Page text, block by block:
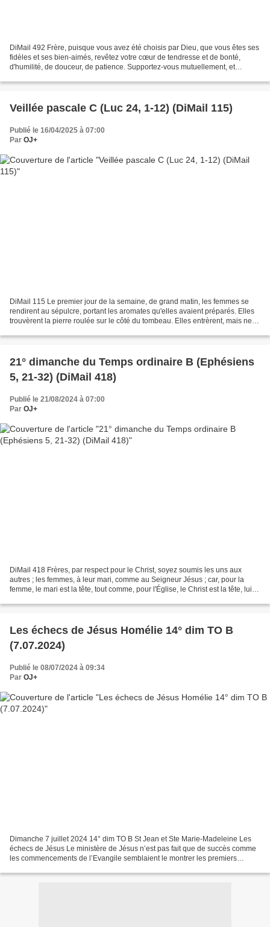
DiMail 492 Frère, puisque vous avez été choisis par Dieu, que vous êtes ses
fidèles et ses bien-aimés, revêtez votre cœur de tendresse et de bonté,
d'humilité, de douceur, de patience. Supportez-vous mutuellement, et
Veillée pascale C (Luc 24, 1-12) (DiMail 115)
Publié le 16/04/2025 à 07:00
Par OJ+
DiMail 115 Le premier jour de la semaine, de grand matin, les femmes se
rendirent au sépulcre, portant les aromates qu'elles avaient préparés. Elles
trouvèrent la pierre roulée sur le côté du tombeau. Elles entrèrent, mais ne
21° dimanche du Temps ordinaire B (Ephésiens
5, 21-32) (DiMail 418)
Publié le 21/08/2024 à 07:00
Par OJ+
DiMail 418 Frères, par respect pour le Christ, soyez soumis les uns aux
autres ; les femmes, à leur mari, comme au Seigneur Jésus ; car, pour la
femme, le mari est la tête, tout comme, pour l'Église, le Christ est la tête, lui
Les échecs de Jésus Homélie 14° dim TO B
(7.07.2024)
Publié le 08/07/2024 à 09:34
Par OJ+
Dimanche 7 juillet 2024 14° dim TO B St Jean et Ste Marie-Madeleine Les
échecs de Jésus Le ministère de Jésus n’est pas fait que de succès comme
les commencements de l’Evangile semblaient le montrer les premiers